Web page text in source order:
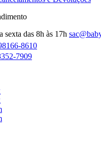
sexta das 8h às 17h
8610
7909